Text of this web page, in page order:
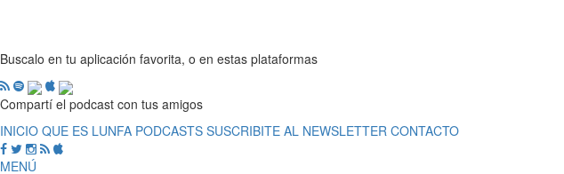
Buscalo en tu aplicación favorita, o en estas plataformas
Compartí el podcast con tus amigos
INICIO QUE ES LUNFA PODCASTS SUSCRIBITE AL NEWSLETTER CONTACTO
MENÚ